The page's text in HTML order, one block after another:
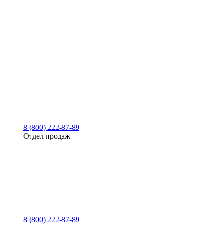
8 (800) 222-87-89
Отдел продаж
8 (800) 222-87-89